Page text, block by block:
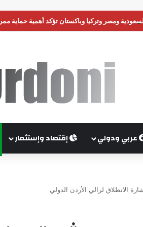
ومصر وتركيا وباكستان تؤكد أهمية حماية
عربي ودولي إقتصاد وإستثمار
الانطلاق لرالي الأردن الدولي